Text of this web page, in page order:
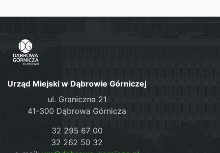
Urząd Miejski w Dąbrowie Górniczej
ul. Graniczna 21
41-300 Dąbrowa Górnicza
32 295 67 00
32 262 50 32